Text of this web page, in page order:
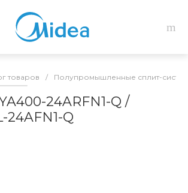
товаров / Полупромышленные сплит-
24ARFN1-Q /
24AFN1-Q